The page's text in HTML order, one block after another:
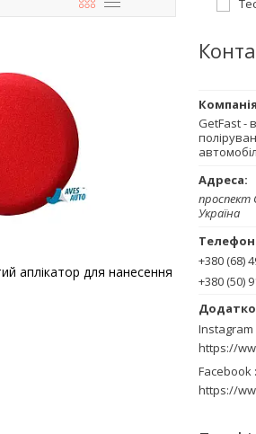
аплікатор для нанесення
GetFast -
проспект
Україна
+380 (68)
+380 (50)
Instagram
https://
Facebook
https://